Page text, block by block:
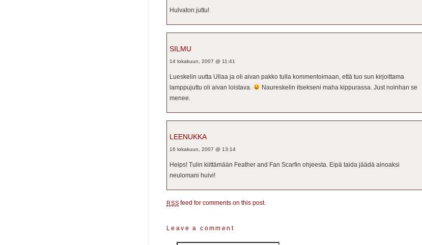
Hulvaton juttu!
SILMU
14 lokakuun, 2007 @ 11:41
Lueskelin uutta Ullaa ja oli aivan pakko tulla kommentoimaan, että tuo sun kirjoittama
lamppujuttu oli aivan loistava.
Naureskelin itsekseni maha kippurassa. Just noinhan se
menee.
LEENUKKA
16 lokakuun, 2007 @ 13:14
Heips! Tulin kiittämään Feather and Fan Scarfin ohjeesta. Eipä taida jäädä ainoaksi
neulomani huivi!
RSS feed for comments on this post.
Leave a comment